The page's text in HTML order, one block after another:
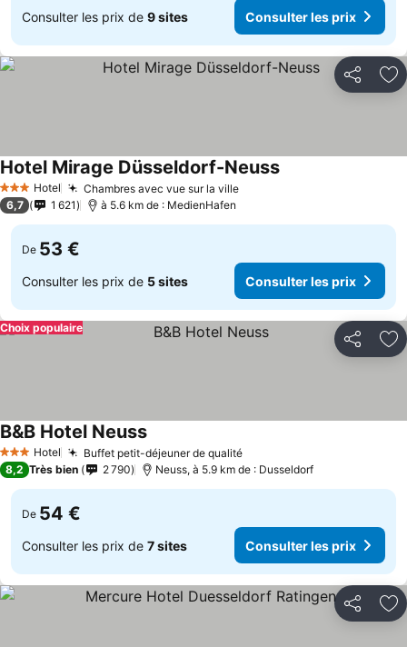
Consulter les prix de 9 sites Consulter les prix
Partager
3 ÉtoilesHotel Chambres avec vue sur la ville
Hotel Mirage Düsseldorf-Neuss
6,7 1 621 à 5.6 km de : MedienHafen
De 53 €
Consulter les prix de 5 sites Consulter les prix
Partager
Choix populaire
3 ÉtoilesHotel Buffet petit-déjeuner de qualité
B&B Hotel Neuss
8,2 Très bien 2 790 Neuss, à 5.9 km de : Dusseldorf
De 54 €
Consulter les prix de 7 sites Consulter les prix
Partager